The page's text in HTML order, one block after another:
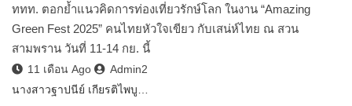
ททท. ตอกย้ำแนวคิดการท่องเที่ยวรักษ์โลก ในงาน “Amazing
Green Fest 2025” คนไทยหัวใจเขียว กับเสน่ห์ไทย ณ สวน
สามพราน วันที่ 11-14 กย. นี้
11 เดือน Ago
Admin2
นางสาวฐาปนีย์ เกียรติไพบู…